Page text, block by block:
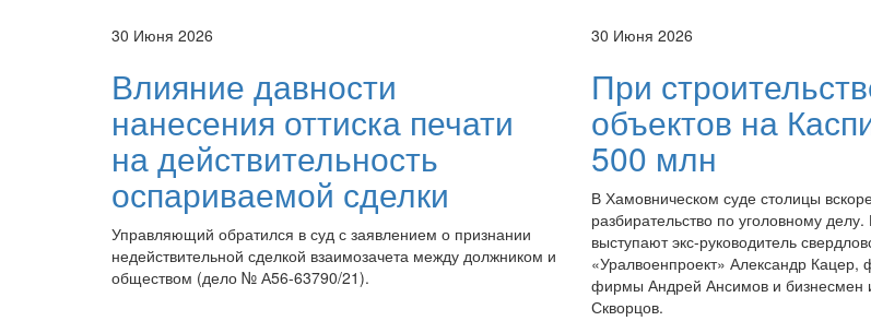
30 Июня 2026
Влияние давности
нанесения оттиска печати
на действительность
оспариваемой сделки
Управляющий обратился в суд с заявлением о признании
недействительной сделкой взаимозачета между должником и
обществом (дело № А56-63790/21).
30 Июня 2026
При
объектов на
500 млн
В Хамовническом суде столицы
разбирательство по уголовному
выступают экс-руководитель
«Уралвоенпроект» Александр Кацер,
фирмы Андрей Ансимов и бизнесмен
Скворцов.